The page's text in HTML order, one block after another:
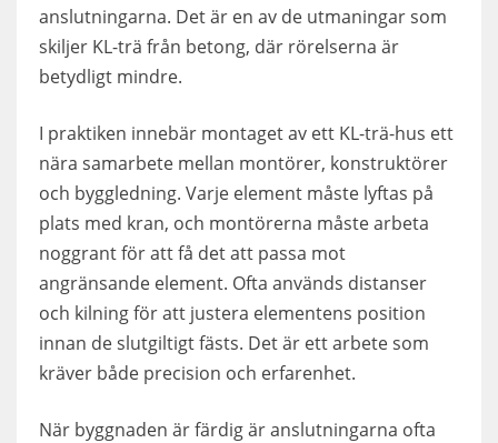
anslutningarna. Det är en av de utmaningar som
skiljer KL-trä från betong, där rörelserna är
betydligt mindre.
I praktiken innebär montaget av ett KL-trä-hus ett
nära samarbete mellan montörer, konstruktörer
och byggledning. Varje element måste lyftas på
plats med kran, och montörerna måste arbeta
noggrant för att få det att passa mot
angränsande element. Ofta används distanser
och kilning för att justera elementens position
innan de slutgiltigt fästs. Det är ett arbete som
kräver både precision och erfarenhet.
När byggnaden är färdig är anslutningarna ofta